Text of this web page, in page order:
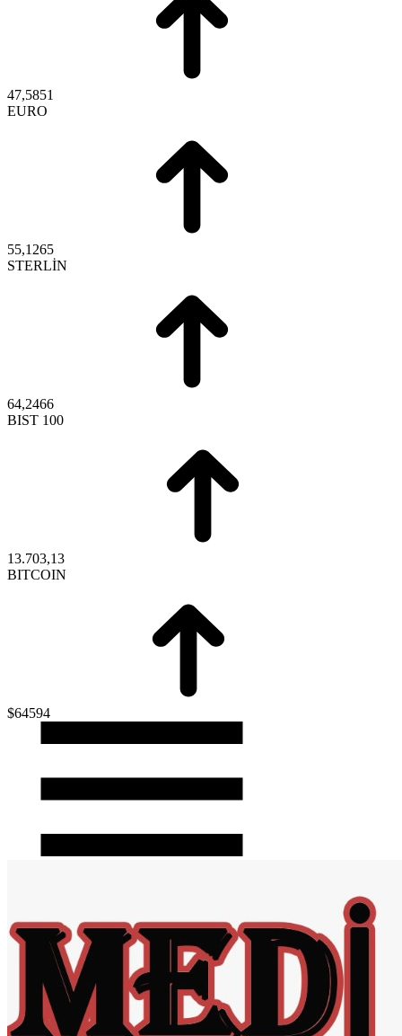
47,5851
EURO
55,1265
STERLİN
64,2466
BIST 100
13.703,13
BITCOIN
$64594